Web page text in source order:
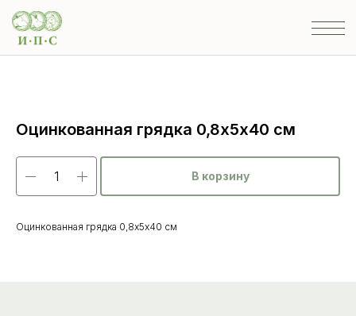
Оцинкованная грядка 0,8х5х40 см
В корзину
Оцинкованная грядка 0,8х5х40 см